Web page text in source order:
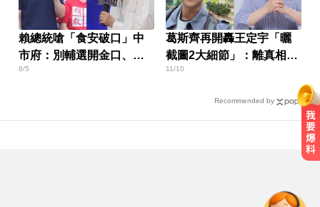
賴總統嗆「食安破口」中
市府：別輔選開金口、成
民主破口
8/5
葛斯齊再開轟王定宇「曬
截圖2大細節」：離真相越
來越近
11/10
Recommended by